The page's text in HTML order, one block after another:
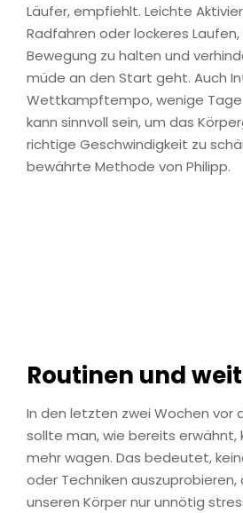
Läufer, empfiehlt. Leichte
Radfahren oder lockeres
Bewegung zu halten und
müde an den Start geht. Auch
Wettkampftempo, wenige Tage
kann sinnvoll sein, um das
richtige Geschwindigkeit zu
bewährte Methode von Philipp.
Routinen und
In den letzten zwei Wochen vor
sollte man, wie bereits erwähnt,
mehr wagen. Das bedeutet,
oder Techniken auszuprobieren,
unseren Körper nur unnötig